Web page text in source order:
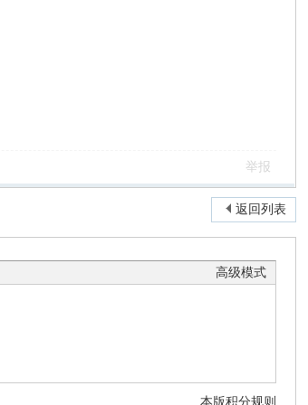
举报
返回列表
高级模式
本版积分规则